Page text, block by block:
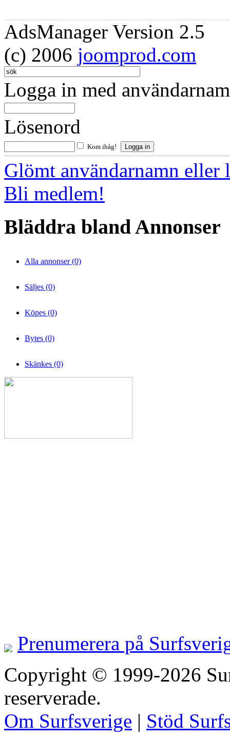
AdsManager Version 2.5
(c) 2006 joomprod.com
Logga in med
Lösenord
Kom ihåg!
Glömt användarnamn eller
Bli medlem!
Bläddra bland Annonser
Alla annonser (0)
Säljes (0)
Köpes (0)
Bytes (0)
Skänkes (0)
Prenumerera på
Copyright © 1999-2026
reserverade.
Om Surfsverige | Stöd